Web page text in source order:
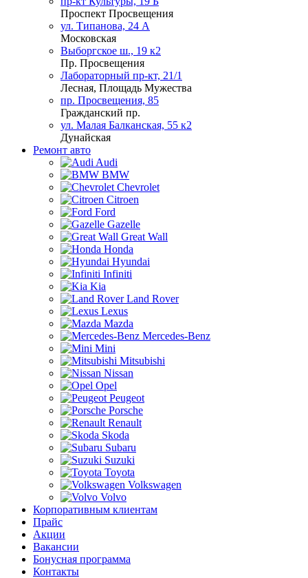
Проспект Просвещения
ул. Типанова, 24 А
Московская
Выборгское ш., 19 к2
Пр. Просвещения
Лабораторный пр-кт, 21/1
Лесная, Площадь Мужества
пр. Просвещения, 85
Гражданский пр.
ул. Малая Балканская, 55 к2
Дунайская
Ремонт авто
Audi
BMW
Chevrolet
Citroen
Ford
Gazelle
Great Wall
Honda
Hyundai
Infiniti
Kia
Land Rover
Lexus
Mazda
Mercedes-Benz
Mini
Mitsubishi
Nissan
Opel
Peugeot
Porsche
Renault
Skoda
Subaru
Suzuki
Toyota
Volkswagen
Volvo
Корпоративным клиентам
Прайс
Акции
Вакансии
Бонусная программа
Контакты